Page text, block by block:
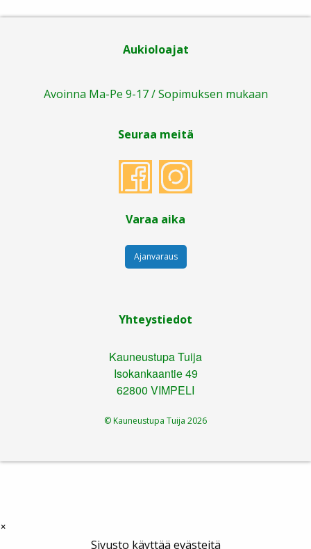
Aukioloajat
Avoinna Ma-Pe 9-17 / Sopimuksen mukaan
Seuraa meitä
Varaa aika
Ajanvaraus
Yhteystiedot
Kauneustupa Tuija
Isokankaantie 49
62800 VIMPELI
© Kauneustupa Tuija 2026
×
Sivusto käyttää evästeitä